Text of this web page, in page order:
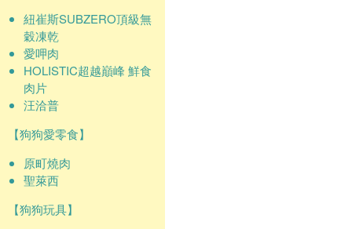
紐崔斯SUBZERO頂級無
穀凍乾
愛呷肉
HOLISTIC超越巔峰 鮮食
肉片
汪洽普
【狗狗愛零食】
原町燒肉
聖萊西
【狗狗玩具】